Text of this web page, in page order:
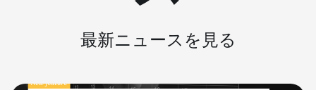
BITMAIN AntMiner T17e
最新ニュースを見る